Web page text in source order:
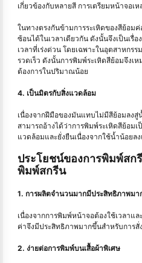
เกี่ยวข้องกับหลายสี การเตรียมหน้าจอเ
ในทางตรงกันข้ามการระเหิดของสีย้อม
ซ้อนได้ในเวลาเดียวกัน ดังนั้นจึงเป็นเรื่
เวลาที่เร่งด่วน โดยเฉพาะในอุตสาหกร
รวดเร็ว ดังนั้นการพิมพ์ระเหิดสีย้อมจึงเ
ต้องการในปริมาณน้อย
4. เป็นมิตรกับสิ่งแวดล้อม
เนื่องจากฝีมือของมันแทบไม่มีสีย้อมลงสู่
สามารถอ้างได้ว่าการพิมพ์ระเหิดสีย้อม
แวดล้อมและยั่งยืนเนื่องจากใช้น้ำน้อยล
ประโยชน์ของการพิมพ์สก
พิมพ์สกรีน
1. การผลิตจำนวนมากมีประสิทธิภาพมา
เนื่องจากการพิมพ์หน้าจอต้องใช้เวลาแ
ค่าจึงมีประสิทธิภาพมากขึ้นสำหรับการ
2. ง่ายต่อการพิมพ์บนเสื้อผ้าพิเศษ